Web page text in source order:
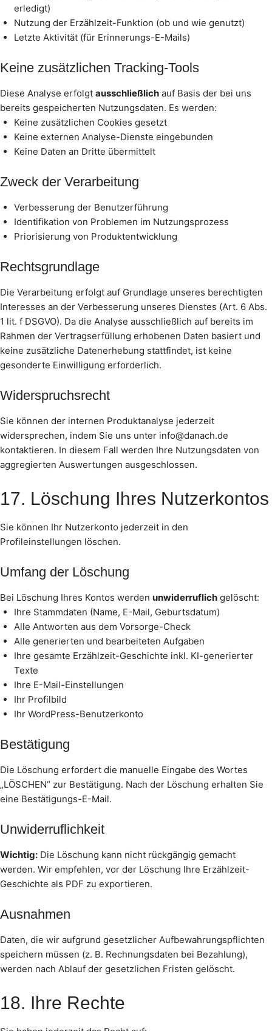
erledigt)
Nutzung der Erzählzeit-Funktion (ob und wie genutzt)
Letzte Aktivität (für Erinnerungs-E-Mails)
Keine zusätzlichen Tracking-Tools
Diese Analyse erfolgt ausschließlich auf Basis der bei uns
bereits gespeicherten Nutzungsdaten. Es werden:
Keine zusätzlichen Cookies gesetzt
Keine externen Analyse-Dienste eingebunden
Keine Daten an Dritte übermittelt
Zweck der Verarbeitung
Verbesserung der Benutzerführung
Identifikation von Problemen im Nutzungsprozess
Priorisierung von Produktentwicklung
Rechtsgrundlage
Die Verarbeitung erfolgt auf Grundlage unseres berechtigten
Interesses an der Verbesserung unseres Dienstes (Art. 6 Abs.
1 lit. f DSGVO). Da die Analyse ausschließlich auf bereits im
Rahmen der Vertragserfüllung erhobenen Daten basiert und
keine zusätzliche Datenerhebung stattfindet, ist keine
gesonderte Einwilligung erforderlich.
Widerspruchsrecht
Sie können der internen Produktanalyse jederzeit
widersprechen, indem Sie uns unter info@danach.de
kontaktieren. In diesem Fall werden Ihre Nutzungsdaten von
aggregierten Auswertungen ausgeschlossen.
17. Löschung Ihres Nutzerkontos
Sie können Ihr Nutzerkonto jederzeit in den
Profileinstellungen löschen.
Umfang der Löschung
Bei Löschung Ihres Kontos werden unwiderruflich gelöscht:
Ihre Stammdaten (Name, E-Mail, Geburtsdatum)
Alle Antworten aus dem Vorsorge-Check
Alle generierten und bearbeiteten Aufgaben
Ihre gesamte Erzählzeit-Geschichte inkl. KI-generierter
Texte
Ihre E-Mail-Einstellungen
Ihr Profilbild
Ihr WordPress-Benutzerkonto
Bestätigung
Die Löschung erfordert die manuelle Eingabe des Wortes
„LÖSCHEN“ zur Bestätigung. Nach der Löschung erhalten Sie
eine Bestätigungs-E-Mail.
Unwiderruflichkeit
Wichtig: Die Löschung kann nicht rückgängig gemacht
werden. Wir empfehlen, vor der Löschung Ihre Erzählzeit-
Geschichte als PDF zu exportieren.
Ausnahmen
Daten, die wir aufgrund gesetzlicher Aufbewahrungspflichten
speichern müssen (z. B. Rechnungsdaten bei Bezahlung),
werden nach Ablauf der gesetzlichen Fristen gelöscht.
18. Ihre Rechte